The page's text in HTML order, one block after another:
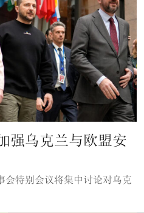
强乌克兰与欧盟安
会特别会议将集中讨论对乌克